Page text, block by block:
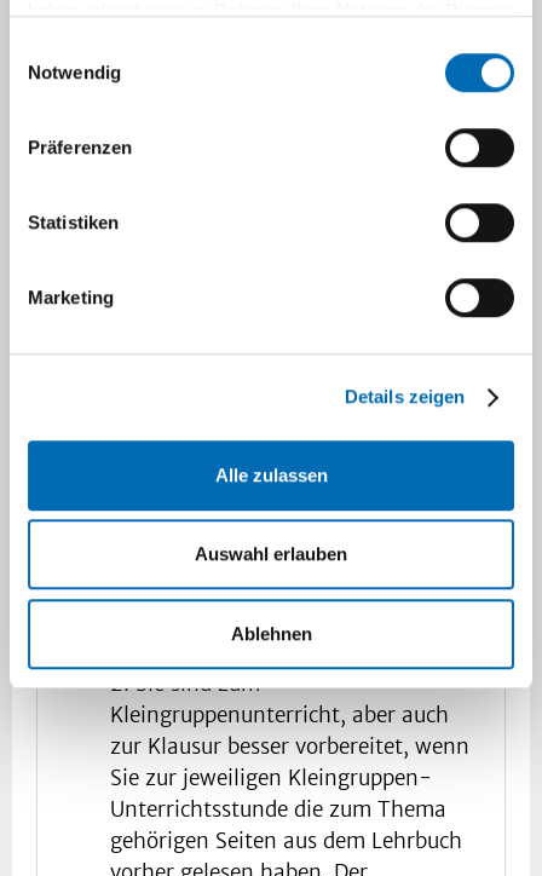
Notwendig
Präferenzen
Statistiken
Marketing
Details zeigen
Alle zulassen
Auswahl erlauben
Ablehnen
Umwelt‘ mit Klausur
Wir möchten Sie auf die
„Allgemeinmedizin“ aufmerksam
‚Allgemeinmedizin‘ nur geprüft, was
im Kleingruppenunterricht
besprochen wurde, was auf den
(Kochen MM. Allgemeinmedizin und
Familienmedizin. 4. Auflage.
Stuttgart: Thieme; 2012) ausgeführt
wird und was Sie in den Lernfällen
haben. Dabei werden Ihnen Ihre
Erfahrungen aus dem
Hausarztpraktikum helfen.
2. Sie sind zum
Kleingruppenunterricht, aber auch
zur Klausur besser vorbereitet, wenn
Sie zur jeweiligen Kleingruppen-
Unterrichtsstunde die zum Thema
gehörigen Seiten aus dem Lehrbuch